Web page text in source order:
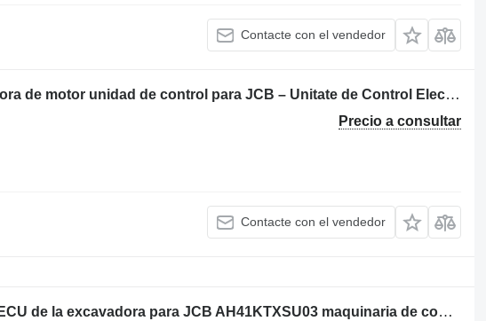
Contacte con el vendedor
Calculadora de excavadora de motor unidad de control para JCB – Unitate de Control Electronică maquinaria de construcción
Precio a consultar
Contacte con el vendedor
Unidad de control de la ECU de la excavadora para JCB AH41KTXSU03 maquinaria de construcción